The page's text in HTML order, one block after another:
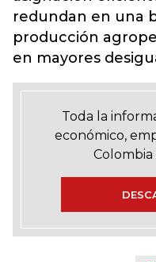
redundan en una
producción
en mayores
Toda la
económico,